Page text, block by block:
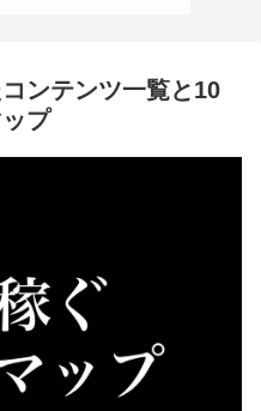
ンテンツ一覧と10
プ